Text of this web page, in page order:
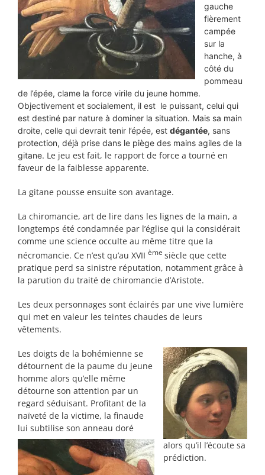
gauche
fièrement
campée
sur la
hanche, à
côté du
pommeau
de l’épée, clame la force virile du jeune homme.
Objectivement et socialement, il est le puissant, celui qui
est destiné par nature à dominer la situation. Mais sa main
droite, celle qui devrait tenir l’épée, est dégantée, sans
protection, déjà prise dans le piège des mains agiles de la
gitane. Le jeu est fait, le rapport de force a tourné en
faveur de la faiblesse apparente.
La gitane pousse ensuite son avantage.
La chiromancie, art de lire dans les lignes de la main, a
longtemps été condamnée par l’église qui la considérait
comme une science occulte au même titre que la
nécromancie. Ce n’est qu’au XVII ème siècle que cette
pratique perd sa sinistre réputation, notamment grâce à
la parution du traité de chiromancie d’Aristote.
Les deux personnages sont éclairés par une vive lumière
qui met en valeur les teintes chaudes de leurs
vêtements.
Les doigts de la bohémienne se
détournent de la paume du jeune
homme alors qu’elle même
détourne son attention par un
regard séduisant. Profitant de la
naïveté de la victime, la finaude
lui subtilise son anneau doré
alors qu’il l’écoute sa
prédiction.